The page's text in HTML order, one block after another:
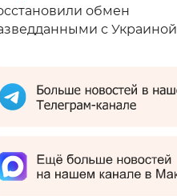
обмен
с Украиной